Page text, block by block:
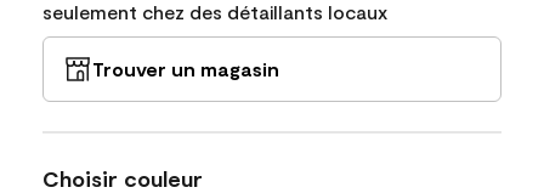
seulement chez des détaillants locaux
Trouver un magasin
Choisir couleur